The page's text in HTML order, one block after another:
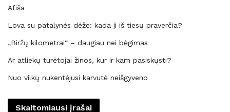
Afiša
Lova su patalynės dėže: kada ji iš tiesų praverčia?
„Biržų kilometrai“ – daugiau nei bėgimas
Ar atliekų turėtojai žinos, kur ir kam pasiskųsti?
Nuo vilkų nukentėjusi karvutė neišgyveno
Skaitomiausi įrašai